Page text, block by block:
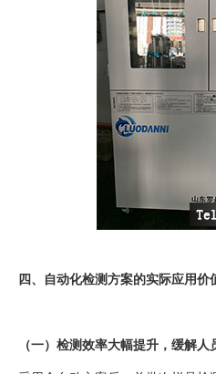
四、自动化检测方案的实际应用价
（一）检测效率大幅提升，缓解人